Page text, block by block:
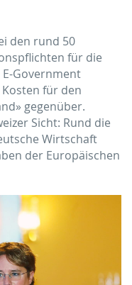
den rund 50
für die
Government
für den
gegenüber.
Sicht: Rund die
Wirtschaft
der Europäischen